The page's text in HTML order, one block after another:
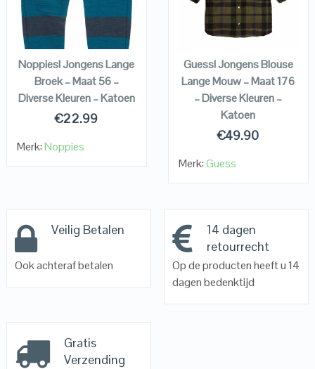
VIEW DETAILS
KOPEN
Noppies! Jongens Lange
Broek – Maat 56 –
Diverse Kleuren – Katoen
€22.99
Merk:Noppies
VIEW DETAILS
KOPEN
Guess! Jongens Blouse
Lange Mouw – Maat 176
– Diverse Kleuren –
Katoen
€49.90
Merk:Guess
Veilig Betalen
Ook achteraf betalen
14 dagen
retourrecht
Op de producten heeft u 14
dagen bedenktijd
Gratis
Verzending